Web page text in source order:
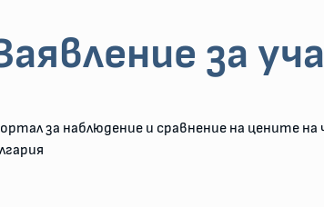
за
за наблюдение и сравнение на цените